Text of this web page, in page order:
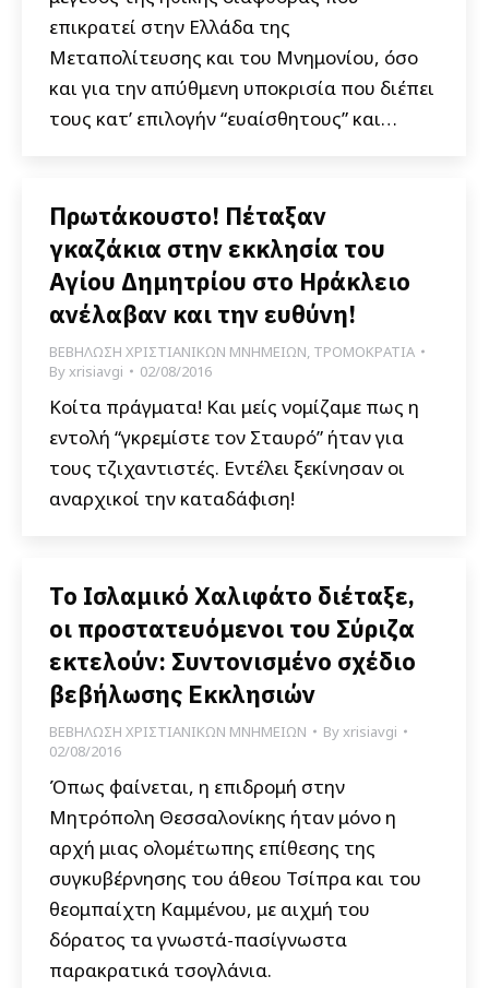
επικρατεί στην Ελλάδα της
Μεταπολίτευσης και του Μνημονίου, όσο
και για την απύθμενη υποκρισία που διέπει
τους κατ’ επιλογήν “ευαίσθητους” και…
Πρωτάκουστο! Πέταξαν
γκαζάκια στην εκκλησία του
Αγίου Δημητρίου στο Ηράκλειο
ανέλαβαν και την ευθύνη!
ΒΕΒΗΛΩΣΗ ΧΡΙΣΤΙΑΝΙΚΩΝ ΜΝΗΜΕΙΩΝ, ΤΡΟΜΟΚΡΑΤΙΑ
Byxrisiavgi 02/08/2016
Κοίτα πράγματα! Και μείς νομίζαμε πως η
εντολή “γκρεμίστε τον Σταυρό” ήταν για
τους τζιχαντιστές. Εντέλει ξεκίνησαν οι
αναρχικοί την καταδάφιση!
Το Ισλαμικό Χαλιφάτο διέταξε,
οι προστατευόμενοι του Σύριζα
εκτελούν: Συντονισμένο σχέδιο
βεβήλωσης Εκκλησιών
ΒΕΒΗΛΩΣΗ ΧΡΙΣΤΙΑΝΙΚΩΝ ΜΝΗΜΕΙΩΝ Byxrisiavgi
02/08/2016
Όπως φαίνεται, η επιδρομή στην
Μητρόπολη Θεσσαλονίκης ήταν μόνο η
αρχή μιας ολομέτωπης επίθεσης της
συγκυβέρνησης του άθεου Τσίπρα και του
θεομπαίχτη Καμμένου, με αιχμή του
δόρατος τα γνωστά-πασίγνωστα
παρακρατικά τσογλάνια.